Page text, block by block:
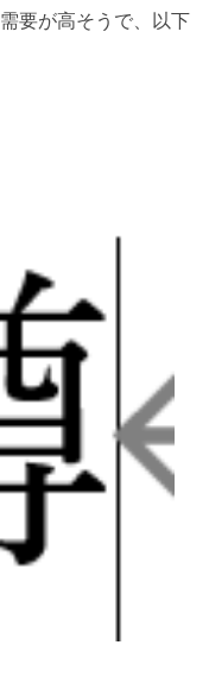
要が高そうで、以下